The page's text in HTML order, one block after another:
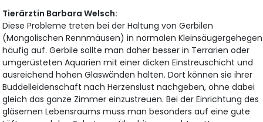
Tierärztin Barbara Welsch:
Diese Probleme treten bei der Haltung von Gerbilen
(Mongolischen Rennmäusen) in normalen Kleinsäugergehegen
häufig auf. Gerbile sollte man daher besser in Terrarien oder
umgerüsteten Aquarien mit einer dicken Einstreuschicht und
ausreichend hohen Glaswänden halten. Dort können sie ihrer
Buddelleidenschaft nach Herzenslust nachgeben, ohne dabei
gleich das ganze Zimmer einzustreuen. Bei der Einrichtung des
gläsernen Lebensraums muss man besonders auf eine gute